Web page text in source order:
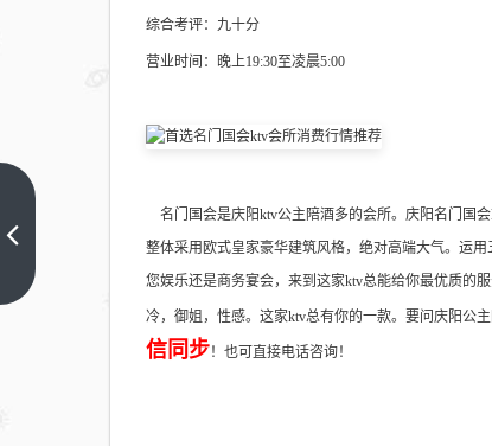
综合考评：九十分
营业时间：晚上19:30至凌晨5:00
名门国会是庆阳ktv公主陪酒多的会所。庆阳名门国
整体采用欧式皇家豪华建筑风格，绝对高端大气。运
您娱乐还是商务宴会，来到这家ktv总能给你最优质的
冷，御姐，性感。这家ktv总有你的一款。要问庆阳公
信同步！也可直接电话咨询！